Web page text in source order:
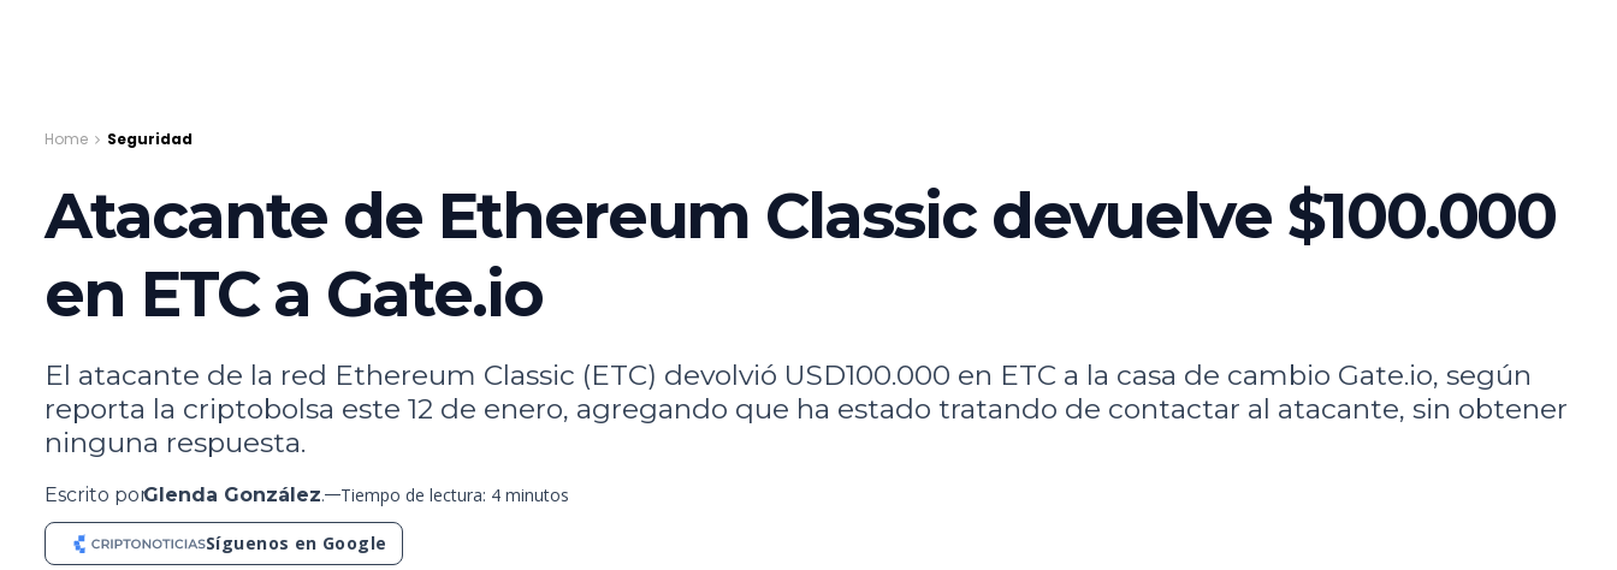
Home Seguridad
Atacante de Ethereum Classic devuelve $100.000
en ETC a Gate.io
El atacante de la red Ethereum Classic (ETC) devolvió USD100.000 en ETC a la casa de cambio Gate.io, según
reporta la criptobolsa este 12 de enero, agregando que ha estado tratando de contactar al atacante, sin obtener
ninguna respuesta.
Escrito porGlenda González. Tiempo de lectura: 4 minutos
Síguenos en Google